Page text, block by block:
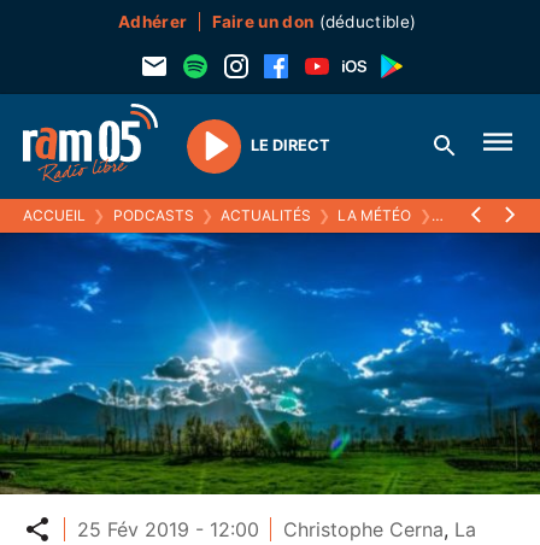
Adhérer Faire un don (déductible)
Play
LE DIRECT
ACCUEIL ❯ PODCASTS ❯ ACTUALITÉS ❯ LA MÉTÉO ❯ 25 FEVRIER
Partager
25 Fév 2019 - 12:00 Christophe Cerna, La